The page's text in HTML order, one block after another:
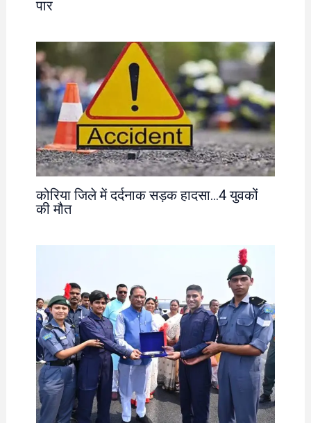
पार
कोरिया जिले में दर्दनाक सड़क हादसा…4 युवकों
की मौत